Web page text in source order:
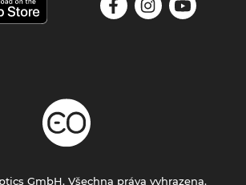
GmbH. Všechna práva vyhrazena.